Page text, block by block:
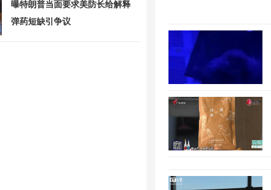
曝特朗普当面要求美防长给解释
弹药短缺引争议